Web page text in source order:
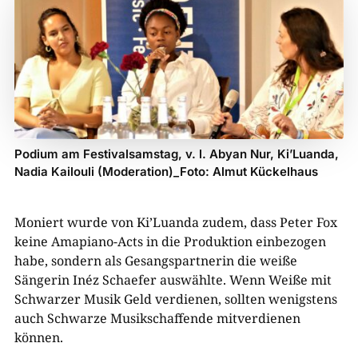
Podium am Festivalsamstag, v. l. Abyan Nur, Ki’Luanda,
Nadia Kailouli (Moderation)_Foto: Almut Kückelhaus
Moniert wurde von Ki’Luanda zudem, dass Peter Fox
keine Amapiano-Acts in die Produktion einbezogen
habe, sondern als Gesangspartnerin die weiße
Sängerin Inéz Schaefer auswählte. Wenn Weiße mit
Schwarzer Musik Geld verdienen, sollten wenigstens
auch Schwarze Musikschaffende mitverdienen
können.